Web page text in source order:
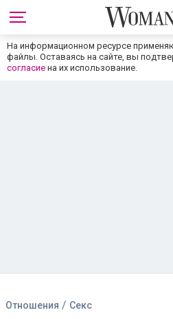
На информационном ресурсе
файлы. Оставаясь на сайте, вы
согласие на их использование.
Отношения / Секс